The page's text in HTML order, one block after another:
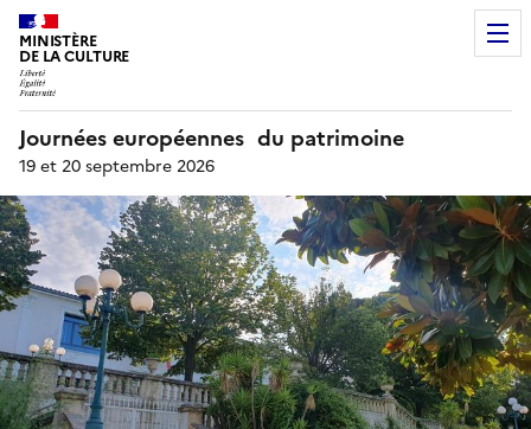
MINISTÈRE
DE LA CULTURE
Journées européennes du patrimoine
19 et 20 septembre 2026